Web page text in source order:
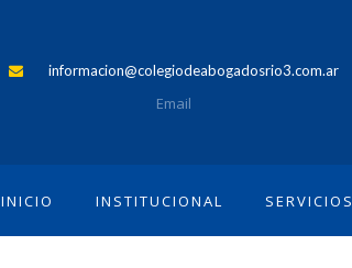
informacion@colegiodeabogadosrio3.com.ar
Email
INICIO INSTITUCIONAL SERVICIOS